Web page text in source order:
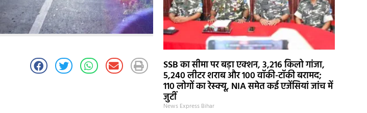
SSB का सीमा पर बड़ा एक्शन, 3,216 किलो गांजा,
5,240 लीटर शराब और 100 वॉकी-टॉकी बरामद;
110 लोगों का रेस्क्यू, NIA समेत कई एजेंसियां जांच में
जुटीं
News Express Bihar